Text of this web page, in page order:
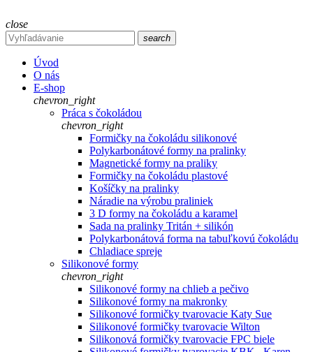
close
search
Úvod
O nás
E-shop
chevron_right
Práca s čokoládou
chevron_right
Formičky na čokoládu silikonové
Polykarbonátové formy na pralinky
Magnetické formy na praliky
Formičky na čokoládu plastové
Košíčky na pralinky
Náradie na výrobu praliniek
3 D formy na čokoládu a karamel
Sada na pralinky Tritán + silikón
Polykarbonátová forma na tabuľkovú čokoládu
Chladiace spreje
Silikonové formy
chevron_right
Silikonové formy na chlieb a pečivo
Silikonové formy na makronky
Silikonové formičky tvarovacie Katy Sue
Silikonové formičky tvarovacie Wilton
Silikonová formičky tvarovacie FPC biele